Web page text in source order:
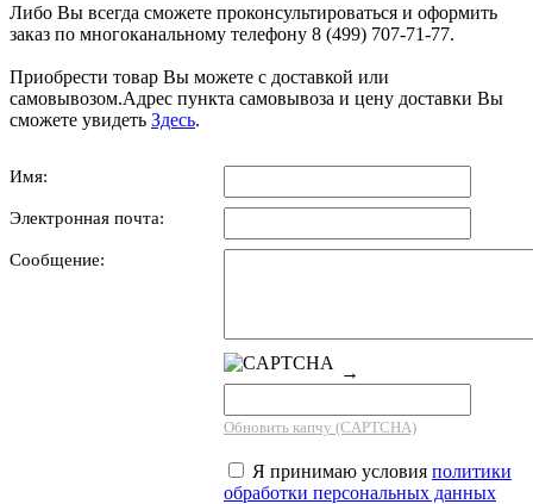
Либо Вы всегда сможете проконсультироваться и оформить
заказ по многоканальному телефону 8 (499) 707-71-77.
Приобрести товар Вы можете с доставкой или
самовывозом.Адрес пункта самовывоза и цену доставки Вы
сможете увидеть Здесь.
Имя:
Электронная почта:
Сообщение:
→
Обновить капчу (CAPTCHA)
Я принимаю условия политики
обработки персональных данных